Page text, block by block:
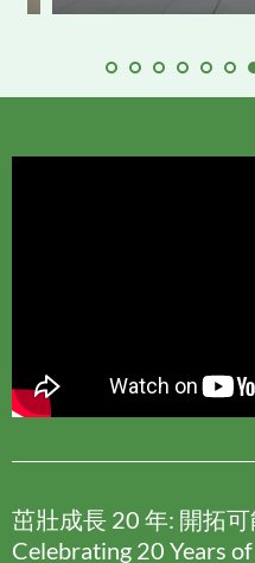
茁壯成長 20 年: 開拓可
Celebrating 20 Years